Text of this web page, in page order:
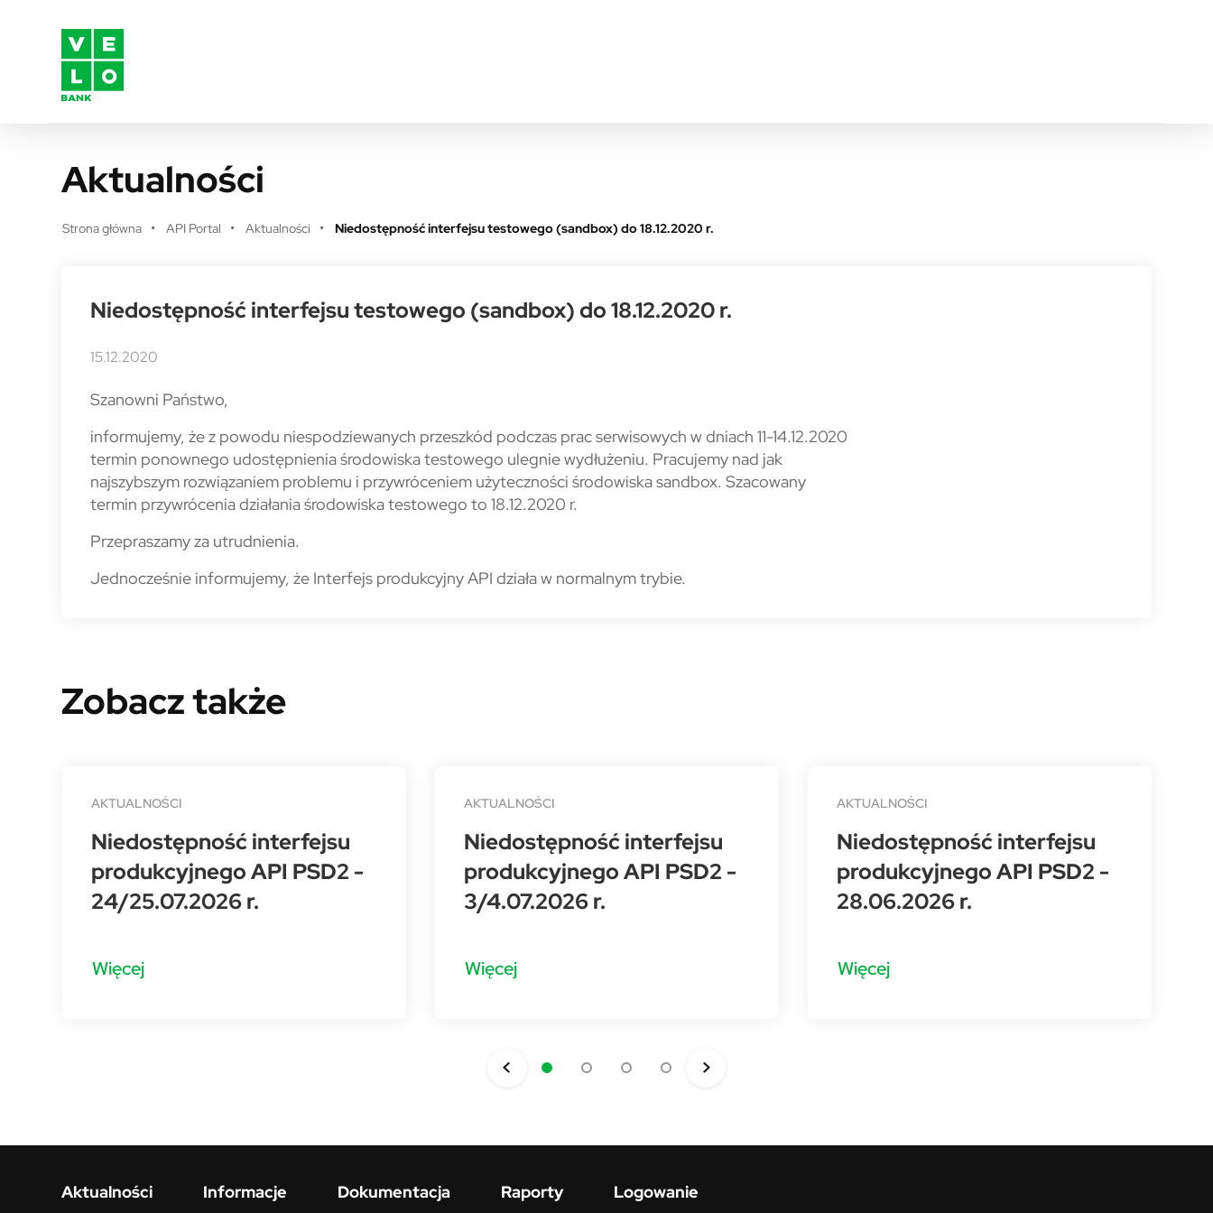
Aktualności
Strona główna API Portal Aktualności Niedostępność interfejsu testowego (sandbox) do 18.12.2020 r.
Niedostępność interfejsu testowego (sandbox) do 18.12.2020 r.
15.12.2020
Szanowni Państwo,
informujemy, że z powodu niespodziewanych przeszkód podczas prac serwisowych w dniach 11-14.12.2020
termin ponownego udostępnienia środowiska testowego ulegnie wydłużeniu. Pracujemy nad jak
najszybszym rozwiązaniem problemu i przywróceniem użyteczności środowiska sandbox. Szacowany
termin przywrócenia działania środowiska testowego to 18.12.2020 r.
Przepraszamy za utrudnienia.
Jednocześnie informujemy, że Interfejs produkcyjny API działa w normalnym trybie.
Zobacz także
AKTUALNOŚCI
Niedostępność interfejsu
produkcyjnego API PSD2 -
24/25.07.2026 r.
Więcej
AKTUALNOŚCI
Niedostępność interfejsu
produkcyjnego API PSD2 -
3/4.07.2026 r.
Więcej
AKTUALNOŚCI
Niedostępność interfejsu
produkcyjnego API PSD2 -
28.06.2026 r.
Więcej
Aktualności Informacje Dokumentacja Raporty Logowanie